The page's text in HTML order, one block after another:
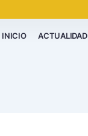
INICIO ACTUALIDAD